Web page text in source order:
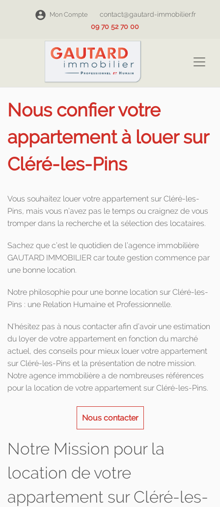
Mon Compte
contact@gautard-immobilier.fr
09 70 52 70 00
Nous confier votre
appartement à louer sur
Cléré-les-Pins
Vous souhaitez louer votre appartement sur Cléré-les-
Pins, mais vous n’avez pas le temps ou craignez de vous
tromper dans la recherche et la sélection des locataires.
Sachez que c’est le quotidien de l’agence immobilière
GAUTARD IMMOBILIER car toute gestion commence par
une bonne location.
Notre philosophie pour une bonne location sur Cléré-les-
Pins : une Relation Humaine et Professionnelle.
N’hésitez pas à nous contacter afin d’avoir une estimation
du loyer de votre appartement en fonction du marché
actuel, des conseils pour mieux louer votre appartement
sur Cléré-les-Pins et la présentation de notre mission.
Notre agence immobilière a de nombreuses références
pour la location de votre appartement sur Cléré-les-Pins.
Nous contacter
Notre Mission pour la
location de votre
appartement sur Cléré-les-